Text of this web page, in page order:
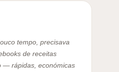
tempo, precisava
de receitas
— rápidas, económicas